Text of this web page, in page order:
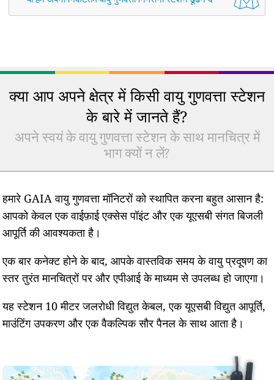
क्या आप अपने क्षेत्र में किसी वायु गुणवत्ता स्टेशन
के बारे में जानते हैं?
अपने स्वयं के वायु गुणवत्ता स्टेशन के साथ मानचित्र में
भाग क्यों न लें?
हमारे GAIA वायु गुणवत्ता मॉनिटरों को स्थापित करना बहुत आसान है:
आपको केवल एक वाईफ़ाई एक्सेस पॉइंट और एक यूएसबी संगत बिजली
आपूर्ति की आवश्यकता है।
एक बार कनेक्ट होने के बाद, आपके वास्तविक समय के वायु प्रदूषण का
स्तर तुरंत मानचित्रों पर और एपीआई के माध्यम से उपलब्ध हो जाएगा।
यह स्टेशन 10 मीटर जलरोधी विद्युत केबल, एक यूएसबी विद्युत आपूर्ति,
माउंटिंग उपकरण और एक वैकल्पिक सौर पैनल के साथ आता है।